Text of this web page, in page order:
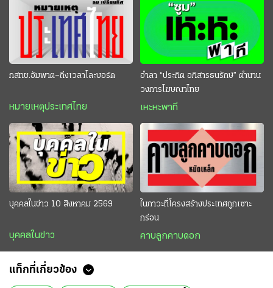
กสทช.อัมพาต–ถึงเวลาโละบอร์ด
หมายเหตุประเทศไทย
อำลา “ประกิต อภิสารธนรักษ์” ตำนาน
วงการโฆษณาไทย
เหะหะพาที
บุคคลในข่าว 10 สิงหาคม 2569
บุคคลในข่าว
ในภาวะที่โครงสร้างประเทศถูกเซาะ
กร่อน
คาบลูกคาบดอก
แท็กที่เกี่ยวข้อง